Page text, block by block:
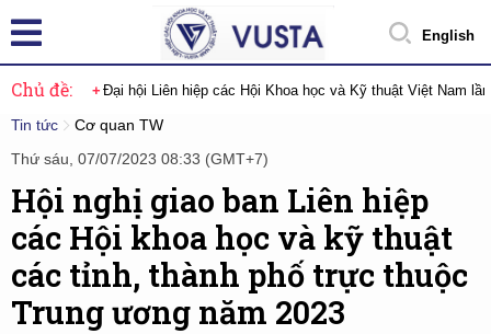
English
Chủ đề: Đại hội Liên hiệp các Hội Khoa học và Kỹ thuật Việt Nam
Tin tức
Cơ quan TW
Thứ sáu, 07/07/2023 08:33 (GMT+7)
Hội nghị giao ban Liên hiệp
các Hội khoa học và kỹ thuật
các tỉnh, thành phố trực thuộc
Trung ương năm 2023